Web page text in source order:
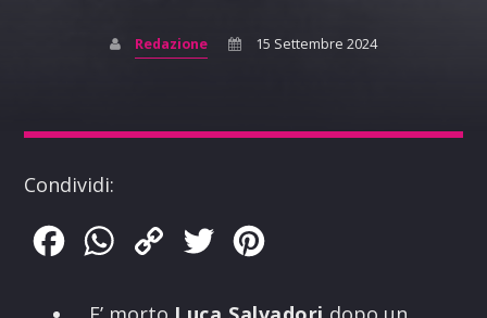
Redazione 15 Settembre 2024
Condividi:
FacebookWhatsApp
Copy
Twitter